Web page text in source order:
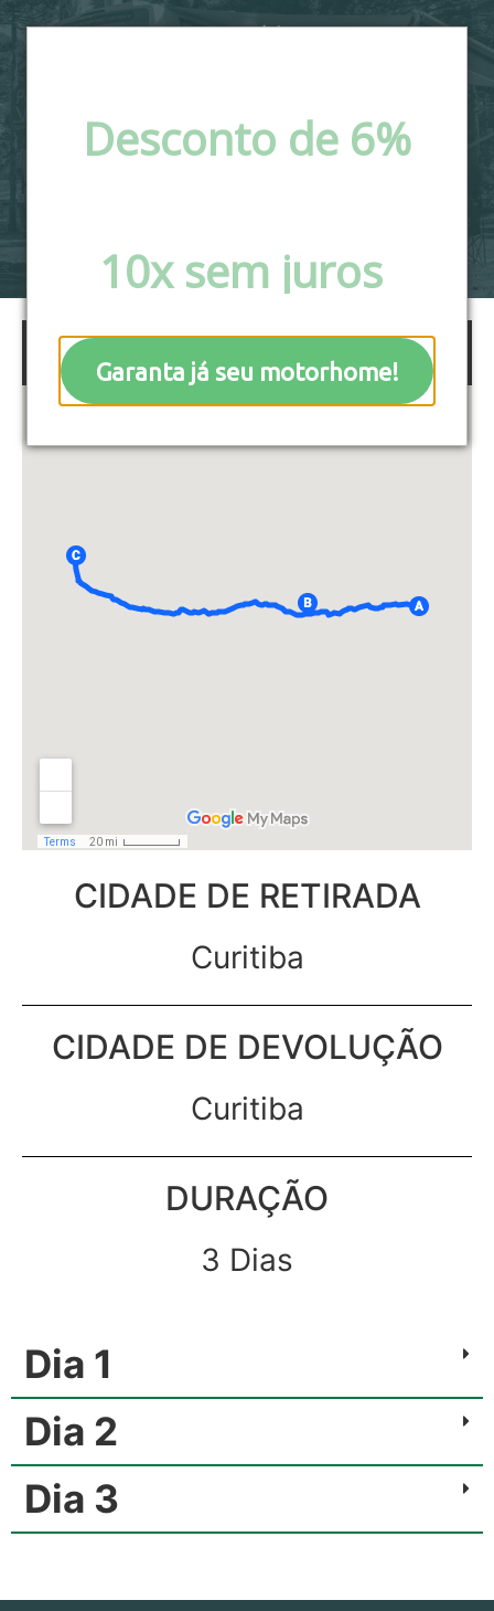
Desconto de 6%
10x sem juros
Garanta já seu motorhome!
CIDADE DE RETIRADA
Curitiba
CIDADE DE DEVOLUÇÃO
Curitiba
DURAÇÃO
3 Dias
Dia 1
Dia 2
Dia 3